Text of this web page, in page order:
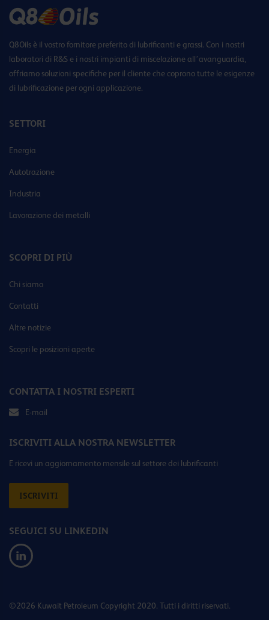
Q8Oils è il vostro fornitore preferito di lubrificanti e grassi. Con i nostri
laboratori di R&S e i nostri impianti di miscelazione all’avanguardia,
offriamo soluzioni specifiche per il cliente che coprono tutte le esigenze
di lubrificazione per ogni applicazione.
SETTORI
Energia
Autotrazione
Industria
Lavorazione dei metalli
SCOPRI DI PIÙ
Chi siamo
Contatti
Altre notizie
Scopri le posizioni aperte
CONTATTA I NOSTRI ESPERTI
E-mail
ISCRIVITI ALLA NOSTRA NEWSLETTER
E ricevi un aggiornamento mensile sul settore dei lubrificanti
ISCRIVITI
SEGUICI SU LINKEDIN
©2026 Kuwait Petroleum Copyright 2020. Tutti i diritti riservati.